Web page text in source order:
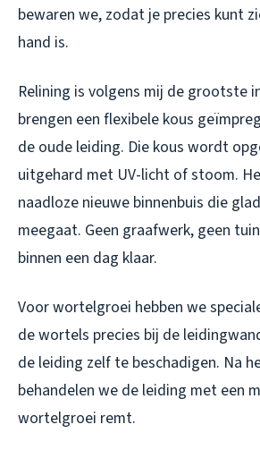
bewaren we, zodat je precies kunt
hand is.
Relining is volgens mij de grootste
brengen een flexibele kous
de oude leiding. Die kous wordt
uitgehard met UV-licht of stoom.
naadloze nieuwe binnenbuis die
meegaat. Geen graafwerk, geen
binnen een dag klaar.
Voor wortelgroei hebben we
de wortels precies bij de
de leiding zelf te beschadigen. Na
behandelen we de leiding met een
wortelgroei remt.